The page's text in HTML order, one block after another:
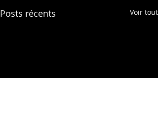
Posts récents Voir tout